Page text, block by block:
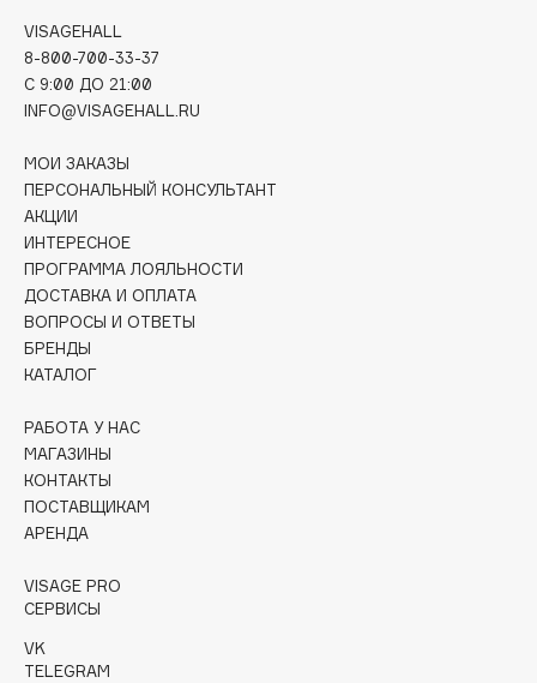
Brunello Cucinelli
Bvlgari
by TERRY
Byredo
C
Cadence
Capelli Dorati
Carmex
Carolina Herrera
Catrice
Celimax
Chupa Chups
Clarins
VISAGEHALL
8-800-700-33-37
C 9:00 ДО 21:00
INFO@VISAGEHALL.RU
МОИ ЗАКАЗЫ
ПЕРСОНАЛЬНЫЙ КОНСУЛЬТАНТ
АКЦИИ
ИНТЕРЕСНОЕ
ПРОГРАММА ЛОЯЛЬНОСТИ
ДОСТАВКА И ОПЛАТА
ВОПРОСЫ И ОТВЕТЫ
БРЕНДЫ
КАТАЛОГ
РАБОТА У НАС
МАГАЗИНЫ
КОНТАКТЫ
ПОСТАВЩИКАМ
АРЕНДА
VISAGE PRO
СЕРВИСЫ
VK
TELEGRAM